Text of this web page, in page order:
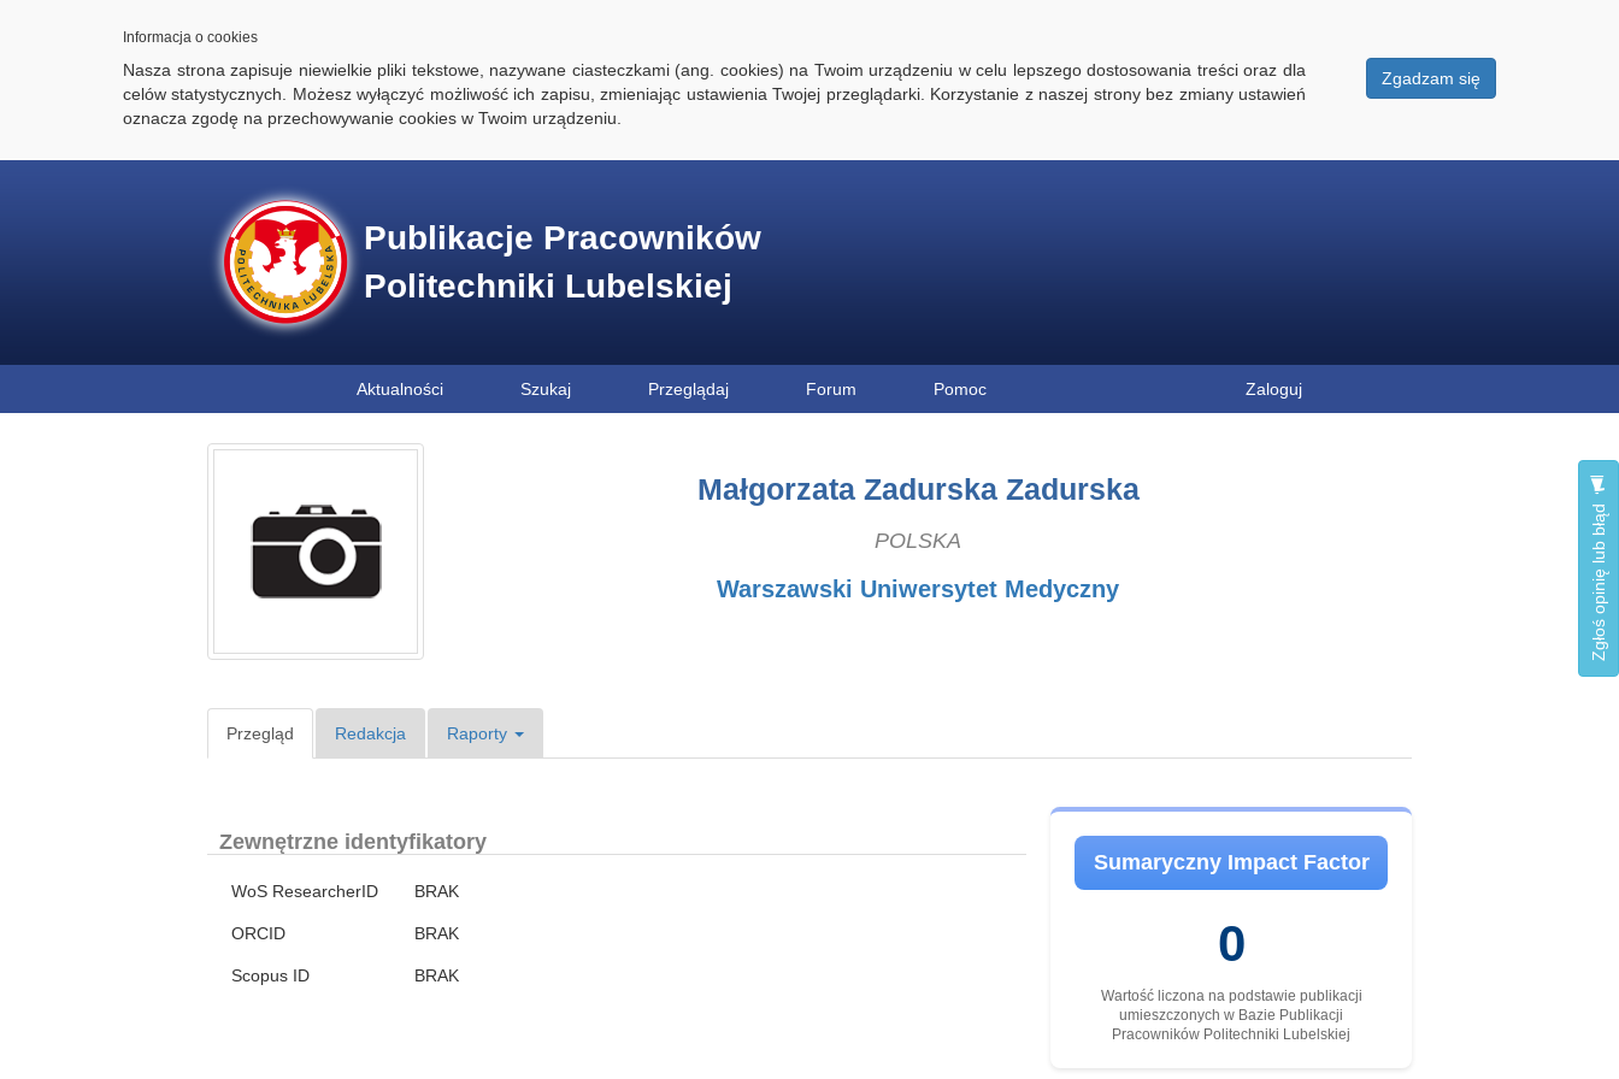
Informacja o cookies
Zgadzam się
Nasza strona zapisuje niewielkie pliki tekstowe, nazywane ciasteczkami (ang. cookies) na Twoim urządzeniu w celu lepszego dostosowania treści oraz dla
celów statystycznych. Możesz wyłączyć możliwość ich zapisu, zmieniając ustawienia Twojej przeglądarki. Korzystanie z naszej strony bez zmiany ustawień
oznacza zgodę na przechowywanie cookies w Twoim urządzeniu.
Publikacje Pracowników
Politechniki Lubelskiej
Aktualności Szukaj Przeglądaj Forum Pomoc Zaloguj
Zgłoś opinię lub błąd
Małgorzata Zadurska Zadurska
POLSKA
Warszawski Uniwersytet Medyczny
Przegląd Redakcja Raporty
Zewnętrzne identyfikatory
WoS ResearcherID BRAK
ORCID BRAK
Scopus ID BRAK
Sumaryczny Impact Factor
0
Wartość liczona na podstawie publikacji
umieszczonych w Bazie Publikacji
Pracowników Politechniki Lubelskiej